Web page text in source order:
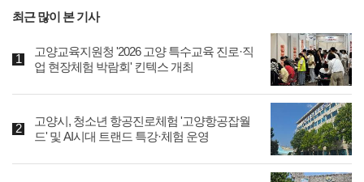
최근 많이 본 기사
고양교육지원청 '2026 고양 특수교육 진로·직
업 현장체험 박람회' 킨텍스 개최
고양시, 청소년 항공진로체험 '고양항공잡월
드' 및 AI시대 트랜드 특강·체험 운영